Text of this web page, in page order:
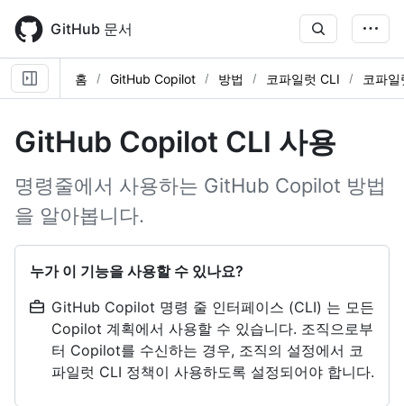
main
content
GitHub 문서
홈 GitHub Copilot 방법 코파일럿 CLI 코파
GitHub Copilot CLI 사용
명령줄에서 사용하는 GitHub Copilot 방법
을 알아봅니다.
누가 이 기능을 사용할 수 있나요?
GitHub Copilot 명령 줄 인터페이스 (CLI) 는 모든
Copilot 계획에서 사용할 수 있습니다. 조직으로부
터 Copilot를 수신하는 경우, 조직의 설정에서 코
파일럿 CLI 정책이 사용하도록 설정되어야 합니다.